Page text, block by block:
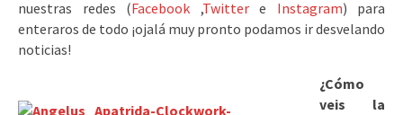
nuestras redes (Facebook ,Twittere Instagram) para
enteraros de todo ¡ojalá muy pronto podamos ir desvelando
noticias!
¿Cómo
veis la